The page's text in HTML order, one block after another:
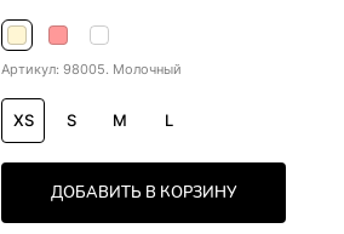
Молочный
Розовый
Серый
Артикул: 98005. Молочный
XS S M L
ДОБАВИТЬ В КОРЗИНУ